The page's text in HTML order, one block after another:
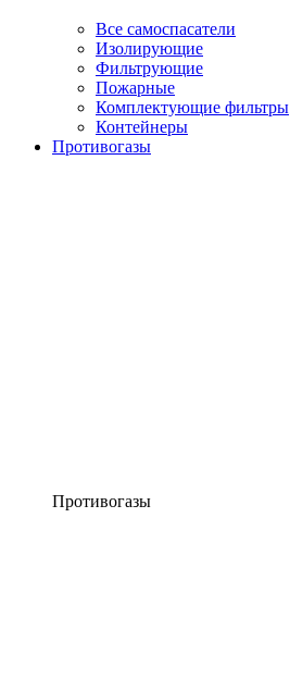
Все самоспасатели
Изолирующие
Фильтрующие
Пожарные
Комплектующие фильтры
Контейнеры
Противогазы
Противогазы